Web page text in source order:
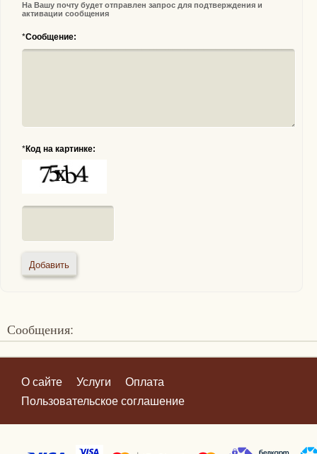
На Вашу почту будет отправлен запрос для подтверждения и
активации сообщения
*Сообщение:
*Код на картинке:
Сообщения:
О сайте Услуги
Оплата
Пользовательское соглашение